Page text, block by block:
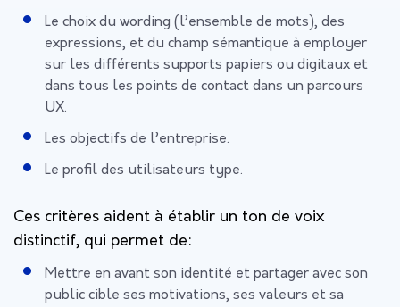
Le choix du wording (l’ensemble de mots), des
expressions, et du champ sémantique à employer
sur les différents supports papiers ou digitaux et
dans tous les points de contact dans un parcours
UX.
Les objectifs de l’entreprise.
Le profil des utilisateurs type.
Ces critères aident à établir un ton de voix
distinctif, qui permet de:
Mettre en avant son identité et partager avec son
public cible ses motivations, ses valeurs et sa